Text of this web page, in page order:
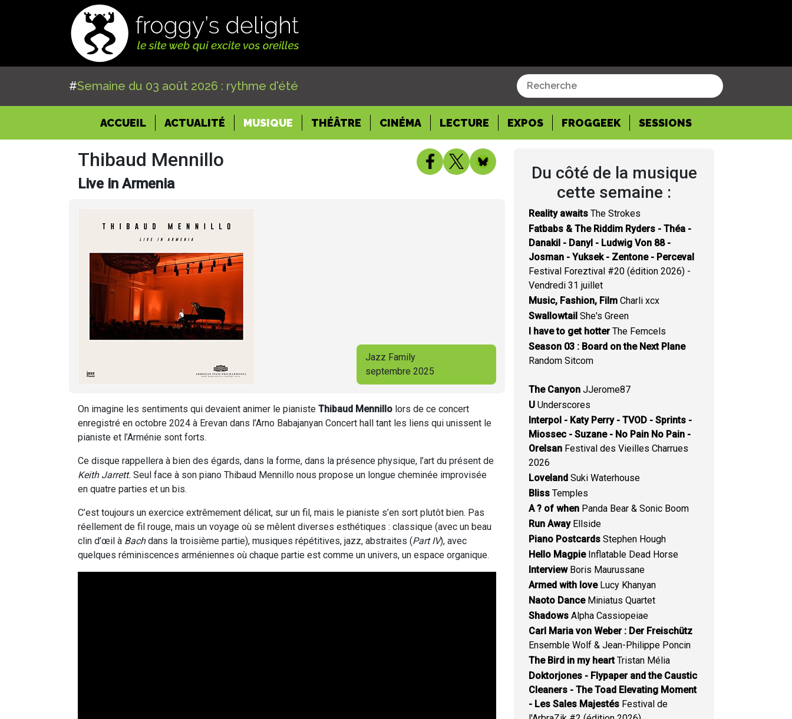
#Semaine du 03 août 2026 : rythme d'été
ACCUEIL(CURRENT)
ACTUALITÉ MUSIQUE THÉÂTRE CINÉMA LECTURE EXPOS FROGGEEK SESSIONS
Thibaud Mennillo
Live in Armenia
Jazz Family
septembre 2025
On imagine les sentiments qui devaient animer le pianiste Thibaud Mennillo lors de ce concert
enregistré en octobre 2024 à Erevan dans l’Arno Babajanyan Concert hall tant les liens qui unissent le
pianiste et l’Arménie sont forts.
Ce disque rappellera à bien des égards, dans la forme, dans la présence physique, l’art du présent de
Keith Jarrett. Seul face à son piano Thibaud Mennillo nous propose un longue cheminée improvisée
en quatre parties et un bis.
C’est toujours un exercice extrêmement délicat, sur un fil, mais le pianiste s’en sort plutôt bien. Pas
réellement de fil rouge, mais un voyage où se mêlent diverses esthétiques : classique (avec un beau
clin d’œil à Bachdans la troisième partie), musiques répétitives, jazz, abstraites (Part IV), avec
quelques réminiscences arméniennes où chaque partie est comme un univers, un espace organique.
Du côté de la musique
cette semaine :
Reality awaits The Strokes
Fatbabs & The Riddim Ryders - Théa -
Danakil - Danyl - Ludwig Von 88 -
Josman - Yuksek - Zentone - Perceval
Festival Foreztival #20 (édition 2026) -
Vendredi 31 juillet
Music, Fashion, Film Charli xcx
Swallowtail She's Green
I have to get hotterThe Femcels
Season 03 : Board on the Next Plane
Random Sitcom
The Canyon JJerome87
U Underscores
Interpol - Katy Perry - TVOD - Sprints -
Miossec - Suzane - No Pain No Pain -
Orelsan Festival des Vieilles Charrues
2026
Loveland Suki Waterhouse
Bliss Temples
A ? of when Panda Bear & Sonic Boom
Run AwayEllside
Piano Postcards Stephen Hough
Hello MagpieInflatable Dead Horse
InterviewBoris Maurussane
Armed with loveLucy Khanyan
Naoto DanceMiniatus Quartet
Shadows Alpha Cassiopeiae
Carl Maria von Weber : Der Freischütz
Ensemble Wolf & Jean-Philippe Poncin
The Bird in my heartTristan Mélia
Doktorjones - Flypaper and the Caustic
Cleaners - The Toad Elevating Moment
- Les Sales Majestés Festival de